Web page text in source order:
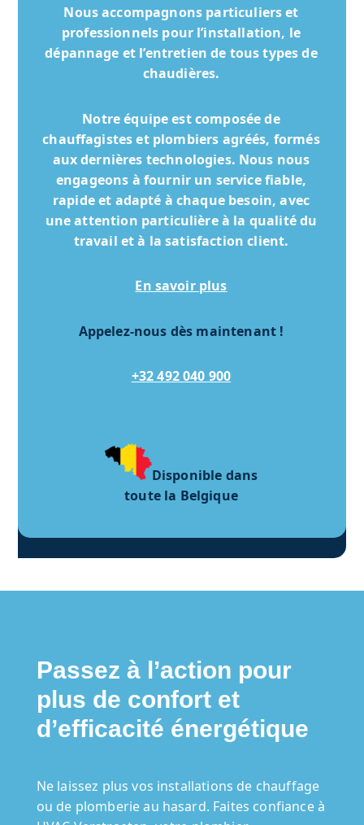
Nous accompagnons particuliers et
professionnels pour l’installation, le
dépannage et l’entretien de tous types de
chaudières.
Notre équipe est composée de
chauffagistes et plombiers agréés, formés
aux dernières technologies. Nous nous
engageons à fournir un service fiable,
rapide et adapté à chaque besoin, avec
une attention particulière à la qualité du
travail et à la satisfaction client.
En savoir plus
Appelez-nous dès maintenant !
+32 492 040 900
Disponible dans
toute la Belgique
Passez à l’action pour
plus de confort et
d’efficacité énergétique
Ne laissez plus vos installations de chauffage
ou de plomberie au hasard. Faites confiance à